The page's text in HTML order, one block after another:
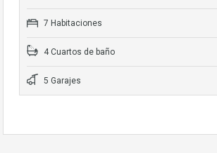
7 Habitaciones
4 Cuartos de baño
5 Garajes